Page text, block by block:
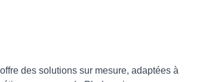
des solutions sur mesure, adaptées à